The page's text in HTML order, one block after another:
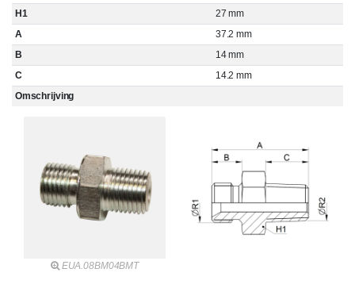
H1
27 mm
A
37.2 mm
B
14 mm
C
14.2 mm
Omschrijving
EUA.08BM04BMT